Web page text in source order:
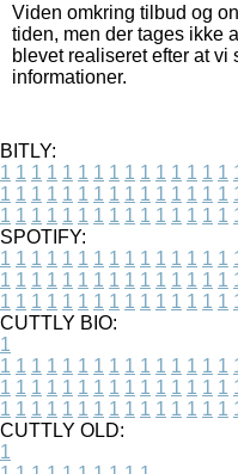
Viden omkring tilbud og
tiden, men der tages ikke
blevet realiseret efter at
informationer.
BITLY:
1 1 1 1 1 1 1 1 1 1 1 1 1 1 1
1 1 1 1 1 1 1 1 1 1 1 1 1 1 1
1 1 1 1 1 1 1 1 1 1 1 1 1 1 1
SPOTIFY:
1 1 1 1 1 1 1 1 1 1 1 1 1 1 1
1 1 1 1 1 1 1 1 1 1 1 1 1 1 1
1 1 1 1 1 1 1 1 1 1 1 1 1 1 1
CUTTLY BIO:
1
1 1 1 1 1 1 1 1 1 1 1 1 1 1 1
1 1 1 1 1 1 1 1 1 1 1 1 1 1 1
1 1 1 1 1 1 1 1 1 1 1 1 1 1 1
CUTTLY OLD:
1